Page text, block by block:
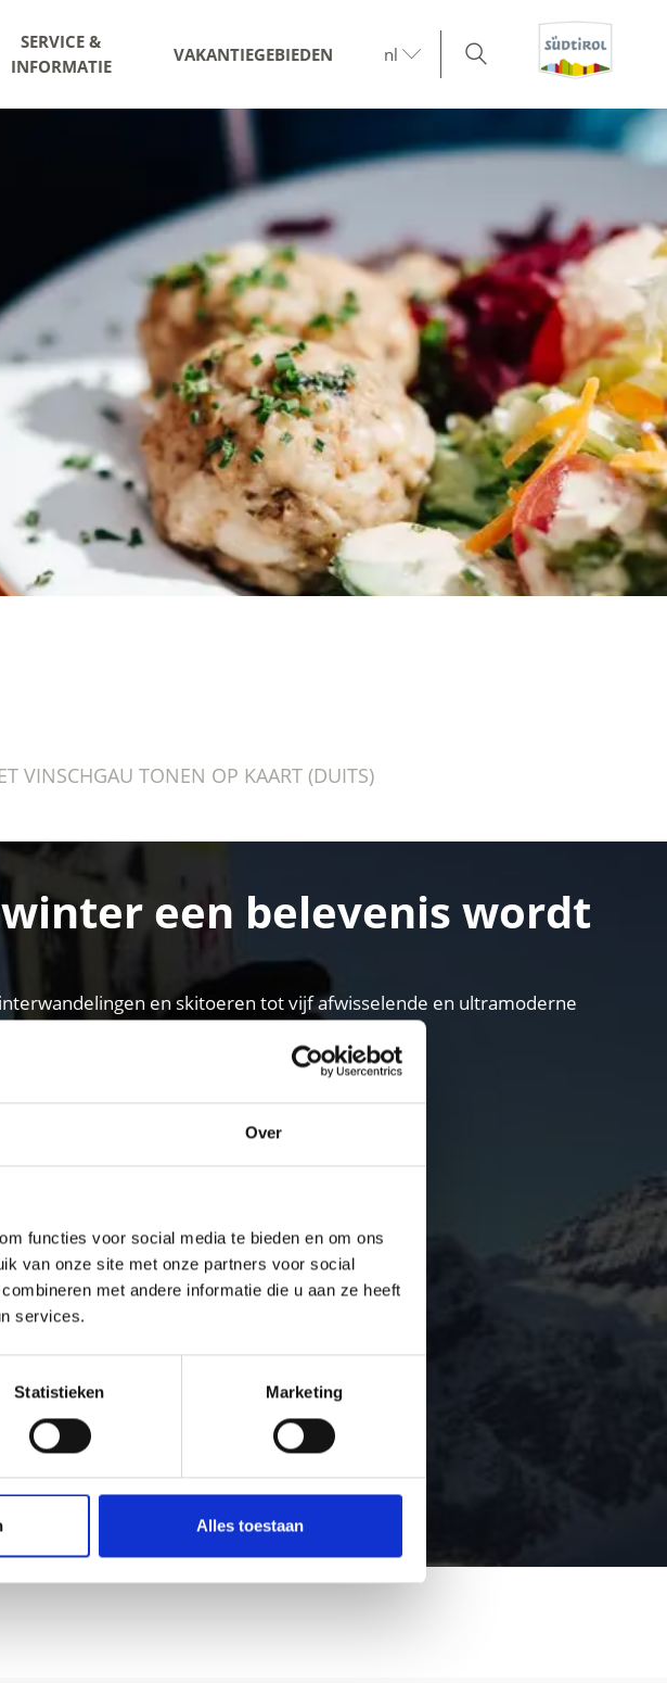
Over
functies voor social media te bieden en om ons
van onze site met onze partners voor social
met andere informatie die u aan ze heeft
services.
Statistieken Marketing
Alles toestaan
SERVICE &
INFORMATIE
VAKANTIEGEBIEDEN nl
VINSCHGAU TONEN OP KAART (DUITS)
een belevenis wordt
en skitoeren tot vijf afwisselende en ultramoderne